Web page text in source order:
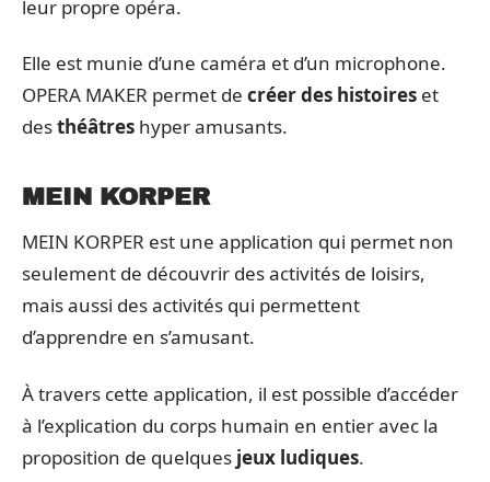
leur propre opéra.
Elle est munie d’une caméra et d’un microphone.
OPERA MAKER permet de créer des histoires et
desthéâtres hyper amusants.
MEIN KORPER
MEIN KORPER est une application qui permet non
seulement de découvrir des activités de loisirs,
mais aussi des activités qui permettent
d’apprendre en s’amusant.
À travers cette application, il est possible d’accéder
à l’explication du corps humain en entier avec la
proposition de quelques jeux ludiques.